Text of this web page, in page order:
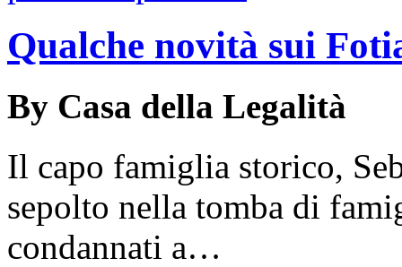
Qualche novità sui
By Casa della Legalità
Il capo famiglia storico,
sepolto nella tomba di
condannati a…